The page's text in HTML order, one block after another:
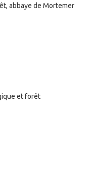
abbaye de Mortemer
et forêt